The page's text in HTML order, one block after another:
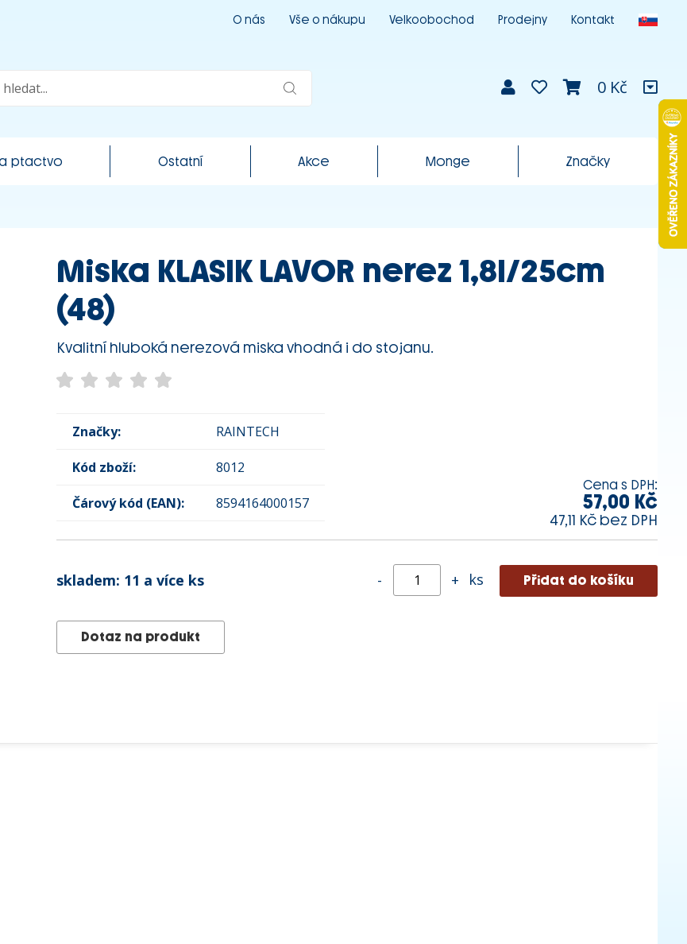
O nás Vše o nákupu Velkoobochod Prodejny Kontakt
0 Kč
ptactvo Ostatní Akce Monge Značky
Miska KLASIK LAVOR nerez 1,8l/25cm
(48)
Kvalitní hluboká nerezová miska vhodná i do stojanu.
Značky: RAINTECH
Kód zboží: 8012
Čárový kód (EAN): 8594164000157
Cena s DPH:
57,00 Kč
47,11 Kč bez DPH
skladem: 11 a více ks - + ks
Dotaz na produkt